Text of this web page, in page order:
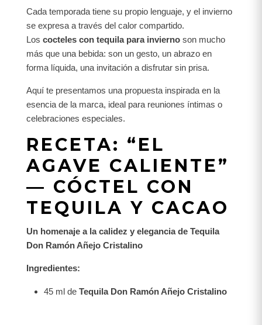
Cada temporada tiene su propio lenguaje, y el invierno
se expresa a través del calor compartido.
Los cocteles con tequila para invierno son mucho
más que una bebida: son un gesto, un abrazo en
forma líquida, una invitación a disfrutar sin prisa.
Aquí te presentamos una propuesta inspirada en la
esencia de la marca, ideal para reuniones íntimas o
celebraciones especiales.
RECETA: “EL
AGAVE CALIENTE”
— CÓCTEL CON
TEQUILA Y CACAO
Un homenaje a la calidez y elegancia de Tequila
Don Ramón Añejo Cristalino
Ingredientes:
45 ml de Tequila Don Ramón Añejo Cristalino